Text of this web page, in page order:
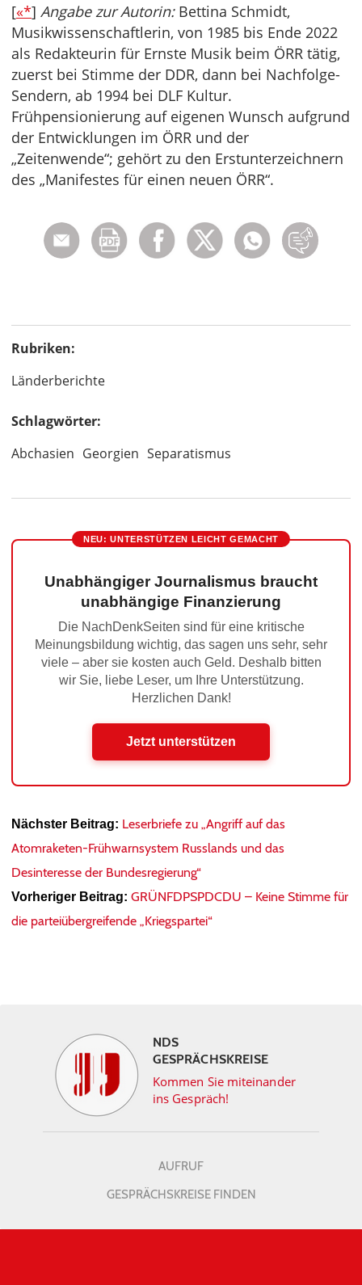
[«*] Angabe zur Autorin:Bettina Schmidt,
Musikwissenschaftlerin, von 1985 bis Ende 2022
als Redakteurin für Ernste Musik beim ÖRR tätig,
zuerst bei Stimme der DDR, dann bei Nachfolge-
Sendern, ab 1994 bei DLF Kultur.
Frühpensionierung auf eigenen Wunsch aufgrund
der Entwicklungen im ÖRR und der
„Zeitenwende“; gehört zu den Erstunterzeichnern
des „Manifestes für einen neuen ÖRR“.
Rubriken:
Länderberichte
Schlagwörter:
Abchasien Georgien Separatismus
NEU: UNTERSTÜTZEN LEICHT GEMACHT
Unabhängiger Journalismus braucht
unabhängige Finanzierung
Die NachDenkSeiten sind für eine kritische
Meinungsbildung wichtig, das sagen uns sehr, sehr
viele – aber sie kosten auch Geld. Deshalb bitten
wir Sie, liebe Leser, um Ihre Unterstützung.
Herzlichen Dank!
Jetzt unterstützen
Nächster Beitrag: Leserbriefe zu „Angriff auf das
Atomraketen-Frühwarnsystem Russlands und das
Desinteresse der Bundesregierung“
Vorheriger Beitrag: GRÜNFDPSPDCDU – Keine Stimme für
die parteiübergreifende „Kriegspartei“
NDS
GESPRÄCHSKREISE
Kommen Sie miteinander
ins Gespräch!
AUFRUF
GESPRÄCHSKREISE FINDEN